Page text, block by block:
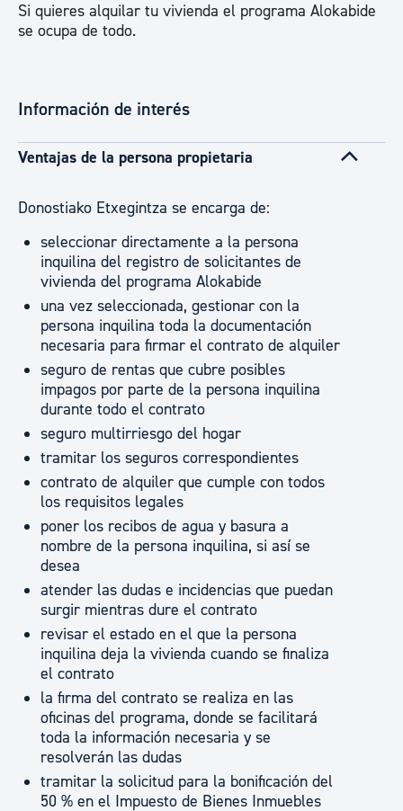
Si quieres alquilar tu vivienda el programa Alokabide
se ocupa de todo.
Información de interés
Ventajas de la persona propietaria
Donostiako Etxegintza se encarga de:
seleccionar directamente a la persona
inquilina del registro de solicitantes de
vivienda del programa Alokabide
una vez seleccionada, gestionar con la
persona inquilina toda la documentación
necesaria para firmar el contrato de alquiler
seguro de rentas que cubre posibles
impagos por parte de la persona inquilina
durante todo el contrato
seguro multirriesgo del hogar
tramitar los seguros correspondientes
contrato de alquiler que cumple con todos
los requisitos legales
poner los recibos de agua y basura a
nombre de la persona inquilina, si así se
desea
atender las dudas e incidencias que puedan
surgir mientras dure el contrato
revisar el estado en el que la persona
inquilina deja la vivienda cuando se finaliza
el contrato
la firma del contrato se realiza en las
oficinas del programa, donde se facilitará
toda la información necesaria y se
resolverán las dudas
tramitar la solicitud para la bonificación del
50 % en el Impuesto de Bienes Inmuebles